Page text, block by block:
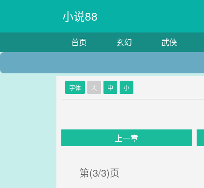
小说88
首页 玄幻 武侠
字体 大 中 小
上一章
第(3/3)页